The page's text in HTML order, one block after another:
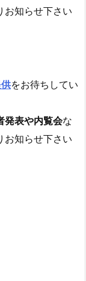
お知らせ下さい
をお待ちしてい
発表や内覧会な
お知らせ下さい